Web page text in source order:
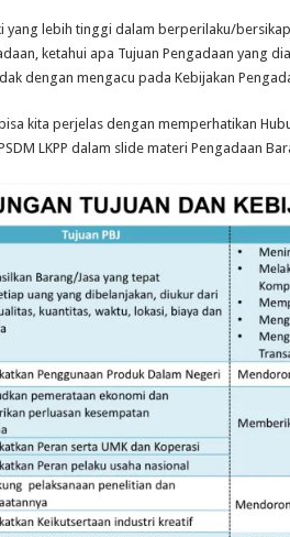
yang lebih tinggi dalam berperilaku/
ketahui apa Tujuan Pengadaan yang
dengan mengacu pada Kebijakan
kita perjelas dengan memperhatikan
LKPP dalam slide materi Pengadaan